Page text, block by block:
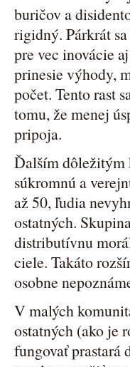
buričov a
rigidný. Párkrát
pre vec inovácie
prinesie výhody,
počet. Tento rast
tomu, že menej
pripoja.
Ďalším dôležitým
súkromnú a
až 50, ľudia
ostatných.
distributívnu
ciele. Takáto
osobne
V malých
ostatných (ako je
fungovať